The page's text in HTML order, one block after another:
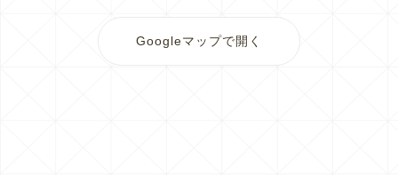
Googleマップで開く